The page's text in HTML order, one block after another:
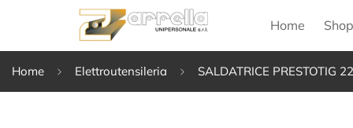
Home Shop
Home Elettroutensileria SALDATRICE PRESTOTIG